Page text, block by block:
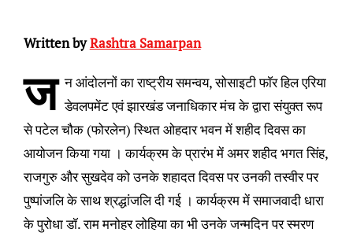
Written byRashtra Samarpan
ज न आंदोलनों का राष्ट्रीय समन्वय, सोसाइटी फाॅर हिल एरिया
डेवलपमेंट एवं झारखंड जनाधिकार मंच के द्वारा संयुक्त रूप
से पटेल चौक (फोरलेन) स्थित ओहदार भवन में शहीद दिवस का
आयोजन किया गया । कार्यक्रम के प्रारंभ में अमर शहीद भगत सिंह,
राजगुरु और सुखदेव को उनके शहादत दिवस पर उनकी तस्वीर पर
पुष्पांजलि के साथ श्रद्धांजलि दी गई । कार्यक्रम में समाजवादी धारा
के पुरोधा डॉ. राम मनोहर लोहिया का भी उनके जन्मदिन पर स्मरण